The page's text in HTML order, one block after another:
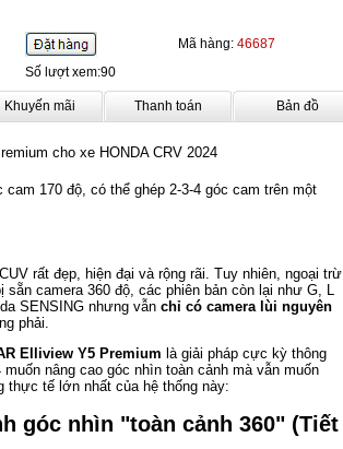
Mã hàng: 46687
Số lượt xem:90
Khuyến mãi Thanh toán Bản đồ
cho xe HONDA CRV 2024
170 độ, có thể ghép 2-3-4 góc cam trên một
rất đẹp, hiện đại và rộng rãi. Tuy nhiên, ngoại trừ
camera 360 độ, các phiên bản còn lại như G, L
SENSING nhưng vẫn chỉ có camera lùi nguyên
phải.
Elliview Y5 Premium là giải pháp cực kỳ thông
nâng cao góc nhìn toàn cảnh mà vẫn muốn
thực tế lớn nhất của hệ thống này:
góc nhìn "toàn cảnh 360" (Tiết